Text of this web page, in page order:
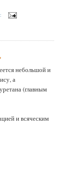
небольшой и
а
(главным
и всяческим